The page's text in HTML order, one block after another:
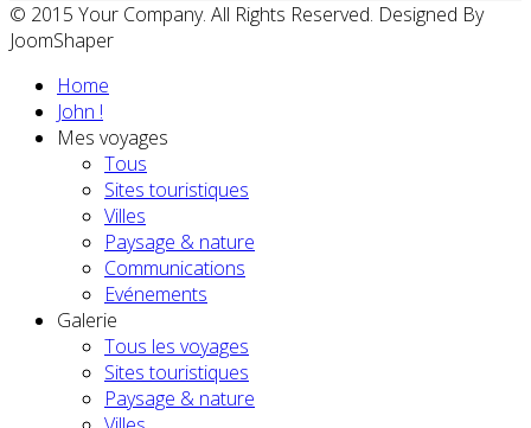
© 2015 Your Company. All Rights Reserved. Designed By
JoomShaper
Home
John !
Mes voyages
Tous
Sites touristiques
Villes
Paysage & nature
Communications
Evénements
Galerie
Tous les voyages
Sites touristiques
Paysage & nature